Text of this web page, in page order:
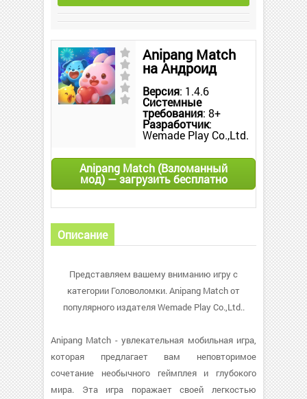
Anipang Match
на Андроид
Версия: 1.4.6
Системные
требования: 8+
Разработчик:
Wemade Play Co.,Ltd.
Anipang Match (Взломанный
мод) — загрузить бесплатно
Описание
Представляем вашему вниманию игру с
категории Головоломки. Anipang Match от
популярного издателя Wemade Play Co.,Ltd..
Anipang Match - увлекательная мобильная игра,
которая предлагает вам неповторимое
сочетание необычного геймплея и глубокого
мира. Эта игра поражает своей легкостью